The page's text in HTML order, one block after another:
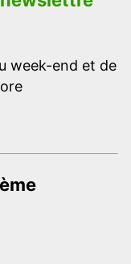
week-end et de